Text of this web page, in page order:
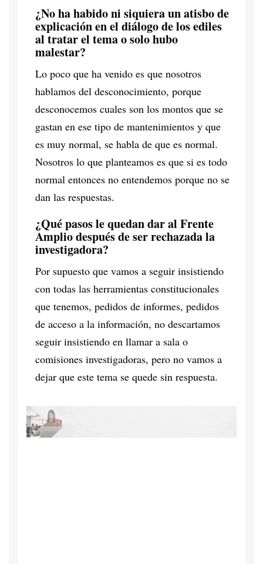
¿No ha habido ni siquiera un atisbo de
explicación en el diálogo de los ediles
al tratar el tema o solo hubo
malestar?
Lo poco que ha venido es que nosotros
hablamos del desconocimiento, porque
desconocemos cuales son los montos que se
gastan en ese tipo de mantenimientos y que
es muy normal, se habla de que es normal.
Nosotros lo que planteamos es que si es todo
normal entonces no entendemos porque no se
dan las respuestas.
¿Qué pasos le quedan dar al Frente
Amplio después de ser rechazada la
investigadora?
Por supuesto que vamos a seguir insistiendo
con todas las herramientas constitucionales
que tenemos, pedidos de informes, pedidos
de acceso a la información, no descartamos
seguir insistiendo en llamar a sala o
comisiones investigadoras, pero no vamos a
dejar que este tema se quede sin respuesta.